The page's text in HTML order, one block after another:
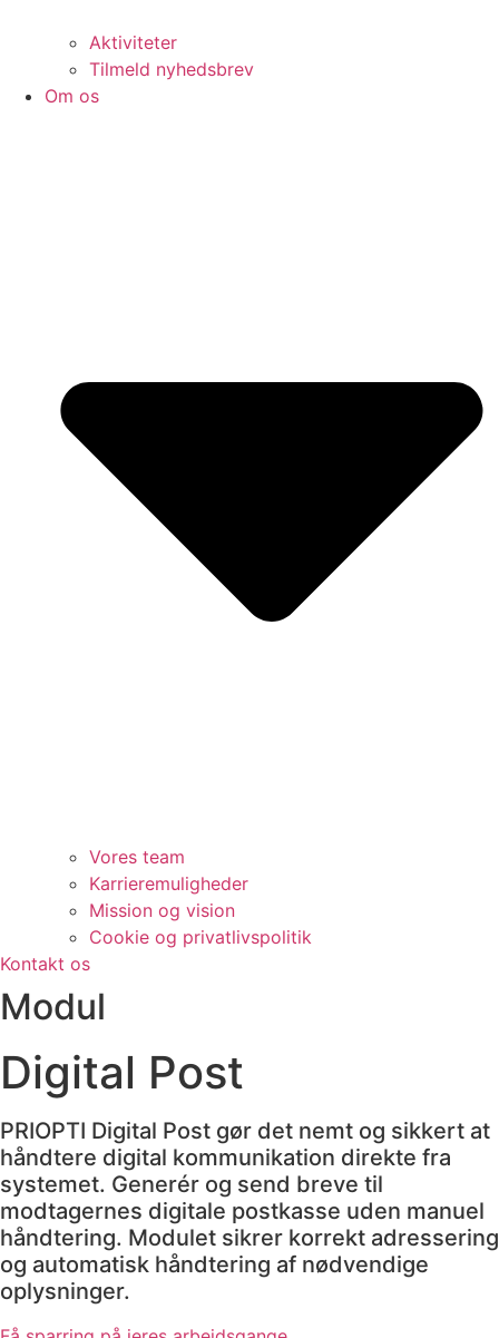
Aktiviteter
Tilmeld nyhedsbrev
Om os
Vores team
Karrieremuligheder
Mission og vision
Cookie og privatlivspolitik
Kontakt os
Modul
Digital Post
PRIOPTI Digital Post gør det nemt og sikkert at
håndtere digital kommunikation direkte fra
systemet. Generér og send breve til
modtagernes digitale postkasse uden manuel
håndtering. Modulet sikrer korrekt adressering
og automatisk håndtering af nødvendige
oplysninger.